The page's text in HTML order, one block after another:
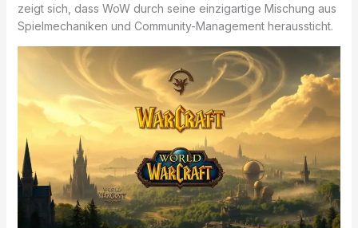
zeigt sich, dass WoW durch seine einzigartige Mischung aus
Spielmechaniken und Community-Management heraussticht.